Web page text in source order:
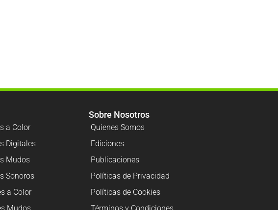
a Color
Digitales
Mudos
Sonoros
a Color
Mudos
Sobre Nosotros
Quienes Somos
Ediciones
Publicaciones
Políticas de Privacidad
Políticas de Cookies
Términos y Condiciones